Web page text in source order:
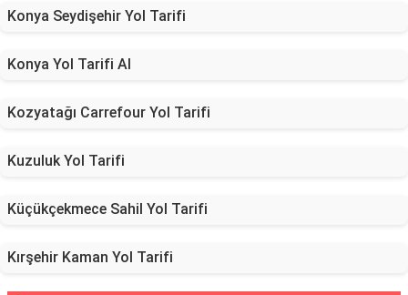
Konya Seydişehir Yol Tarifi
Konya Yol Tarifi Al
Kozyatağı Carrefour Yol Tarifi
Kuzuluk Yol Tarifi
Küçükçekmece Sahil Yol Tarifi
Kırşehir Kaman Yol Tarifi